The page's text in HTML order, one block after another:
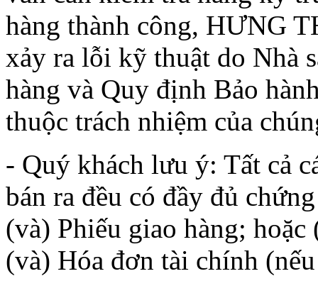
hàng thành công, HƯNG
xảy ra lỗi kỹ thuật do Nhà
hàng và Quy định Bảo
thuộc trách nhiệm của
- Quý khách lưu ý: Tất cả
bán ra đều có đầy đủ
(và) Phiếu giao hàng;
(và) Hóa đơn tài chính